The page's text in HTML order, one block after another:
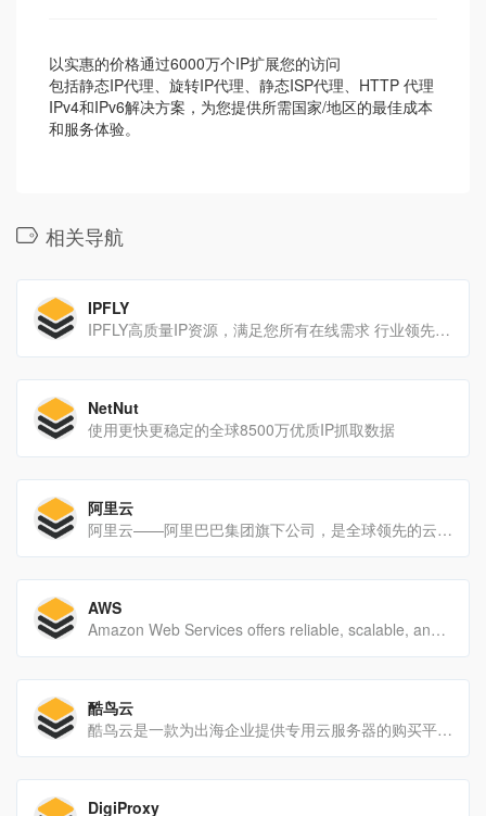
以实惠的价格通过6000万个IP扩展您的访问
包括静态IP代理、旋转IP代理、静态ISP代理、HTTP 代理
IPv4和IPv6解决方案，为您提供所需国家/地区的最佳成本
和服务体验。
相关导航
IPFLY
IPFLY高质量IP资源，满足您所有在线需求 行业领先的代理IP控制机制，全自建服务器，支持HTTP(S)/Socks5
NetNut
使用更快更稳定的全球8500万优质IP抓取数据
阿里云
阿里云——阿里巴巴集团旗下公司，是全球领先的云计算及人工智能科技公司之一。提供免费试用、云服务器、云数据库、云安全、云企业应用等云计算服务，以及大数据、人工智能服务、精准定制基于场景的行业解决方案。免费备案，7x24小时售后支持，助企业无忧上云。
AWS
Amazon Web Services offers reliable, scalable, and inexpensive cloud computing services. Free to join, pay only for what you use.
酷鸟云
酷鸟云是一款为出海企业提供专用云服务器的购买平台，聚合多服务商，每个服务器拥有独立IP，同等配置，更省、更快、更安全。酷鸟云可批量远程管理VPS云服务器，个性化的安全策略定制，灵活管控授权成员行为，保障服务器安全。
DigiProxy